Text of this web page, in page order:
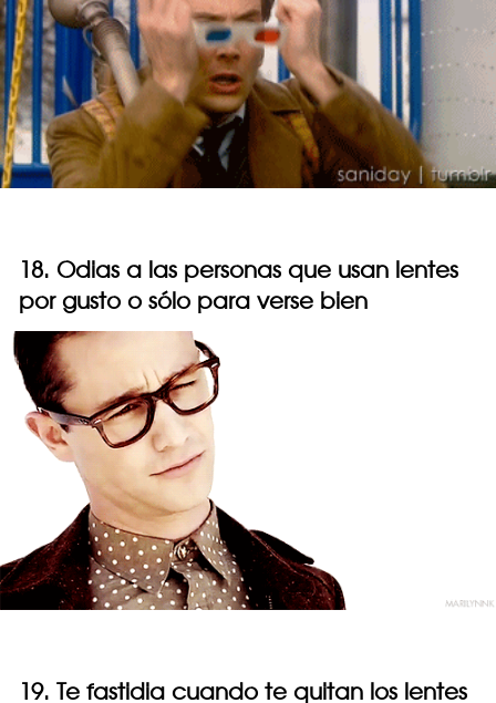
18. Odias a las personas que usan lentes
por gusto o sólo para verse bien
19. Te fastidia cuando te quitan los lentes